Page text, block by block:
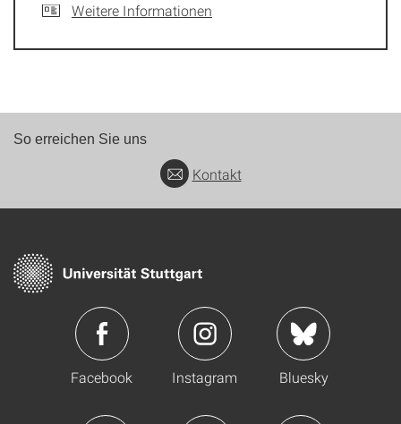
Weitere Informationen
So erreichen Sie uns
Kontakt
Facebook Instagram Bluesky